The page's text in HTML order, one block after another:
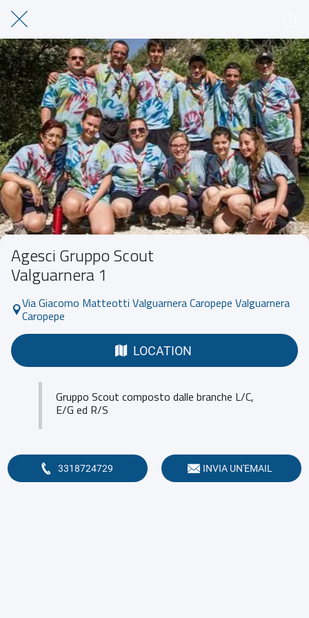
Agesci Gruppo Scout
Valguarnera 1
Via Giacomo Matteotti Valguarnera Caropepe Valguarnera
Caropepe
LOCATION
Gruppo Scout composto dalle branche L/C,
E/G ed R/S
3318724729 INVIA UN'EMAIL